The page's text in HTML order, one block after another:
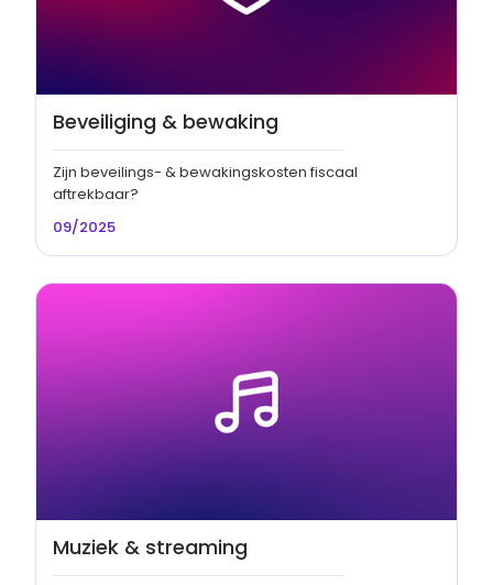
Beveiliging & bewaking
Zijn beveilings- & bewakingskosten fiscaal
aftrekbaar?
09/2025
Muziek & streaming